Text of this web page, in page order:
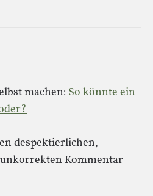
machen: So könnte ein
despektierlichen,
Kommentar